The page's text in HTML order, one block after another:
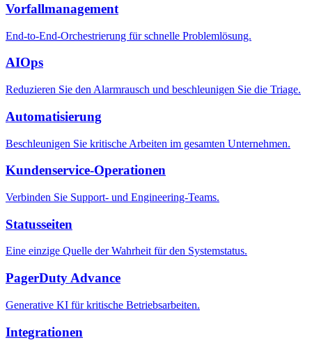
Vorfallmanagement
End-to-End-Orchestrierung für schnelle Problemlösung.
AIOps
Reduzieren Sie den Alarmrausch und beschleunigen Sie die Triage.
Automatisierung
Beschleunigen Sie kritische Arbeiten im gesamten Unternehmen.
Kundenservice-Operationen
Verbinden Sie Support- und Engineering-Teams.
Statusseiten
Eine einzige Quelle der Wahrheit für den Systemstatus.
PagerDuty Advance
Generative KI für kritische Betriebsarbeiten.
Integrationen